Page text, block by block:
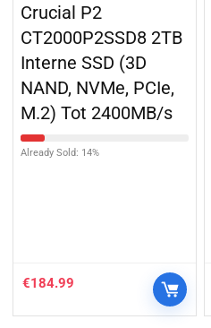
Crucial P2
CT2000P2SSD8 2TB
Interne SSD (3D
NAND, NVMe, PCIe,
M.2) Tot 2400MB/s
Already Sold: 14%
€184.99